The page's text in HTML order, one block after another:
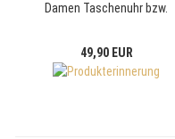
Damen Taschenuhr bzw.
49,90 EUR